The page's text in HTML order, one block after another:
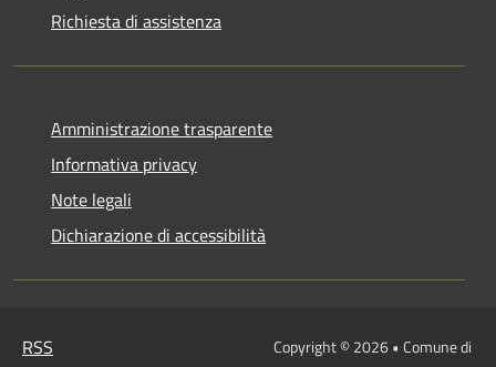
Richiesta di assistenza
Amministrazione trasparente
Informativa privacy
Note legali
Dichiarazione di accessibilità
RSS
Copyright © 2026 • Comune di